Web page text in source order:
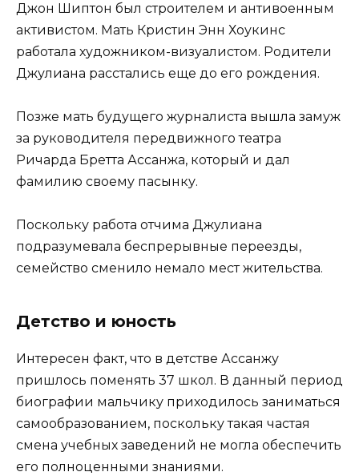
Джон Шиптон был строителем и антивоенным
активистом. Мать Кристин Энн Хоукинс
работала художником-визуалистом. Родители
Джулиана расстались еще до его рождения.
Позже мать будущего журналиста вышла замуж
за руководителя передвижного театра
Ричарда Бретта Ассанжа, который и дал
фамилию своему пасынку.
Поскольку работа отчима Джулиана
подразумевала беспрерывные переезды,
семейство сменило немало мест жительства.
Детство и юность
Интересен факт, что в детстве Ассанжу
пришлось поменять 37 школ. В данный период
биографии мальчику приходилось заниматься
самообразованием, поскольку такая частая
смена учебных заведений не могла обеспечить
его полноценными знаниями.